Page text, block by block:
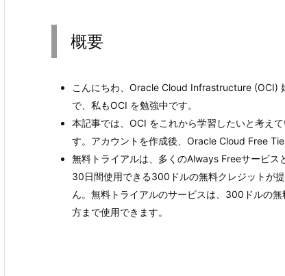
概要
こんにちわ、Oracle Cloud Infrastructure (OCI)
で、私もOCI を勉強中です。
本記事では、OCI をこれから学習したいと考え
す。アカウントを作成後、Oracle Cloud Free
無料トライアルは、多くのAlways Freeサービ
30日間使用できる300ドルの無料クレジットが
ん。無料トライアルのサービスは、300ドルの
方まで使用できます。